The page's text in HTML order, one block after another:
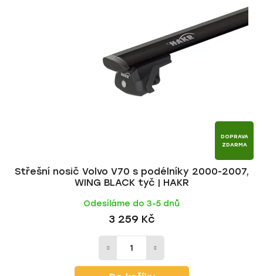
DOPRAVA
ZDARMA
Střešní nosič Volvo V70 s podélníky 2000-2007,
WING BLACK tyč | HAKR
Odesíláme do 3-5 dnů
3 259 Kč